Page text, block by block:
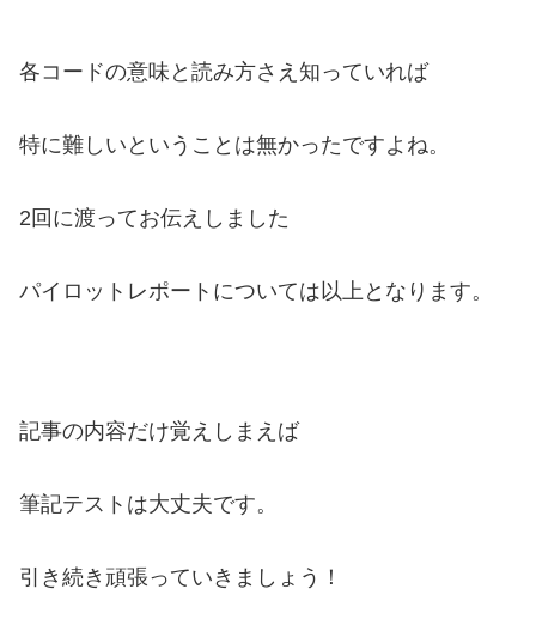
各コードの意味と読み方さえ知っていれば
特に難しいということは無かったですよね。
2回に渡ってお伝えしました
パイロットレポートについては以上となります。
記事の内容だけ覚えしまえば
筆記テストは大丈夫です。
引き続き頑張っていきましょう！